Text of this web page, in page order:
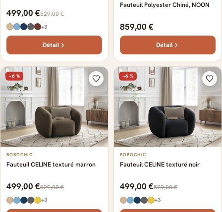
499,00 €529,00 €
+3
Détail
Fauteuil Polyester Chiné, NOON
859,00 €
Détail
−6 %
BOBOCHIC
Fauteuil CELINE texturé marron
499,00 €529,00 €
+3
−6 %
BOBOCHIC
Fauteuil CELINE texturé noir
499,00 €529,00 €
+3